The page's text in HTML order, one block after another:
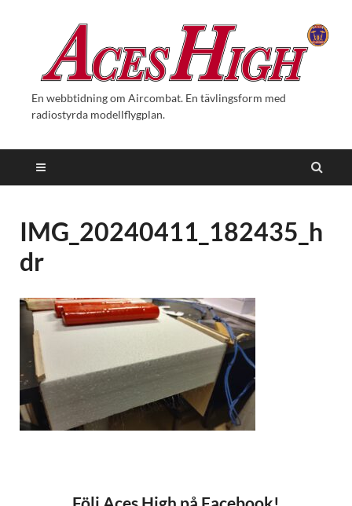
En webbtidning om Aircombat. En tävlingsform med
radiostyrda modellflygplan.
IMG_20240411_182435_h
dr